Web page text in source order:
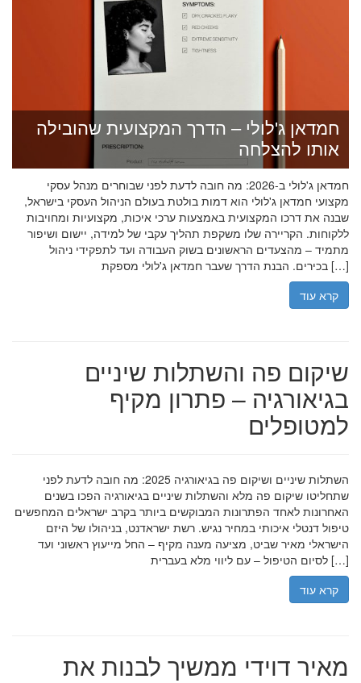
חמדאן ג'לולי – הדרך המקצועית שהובילה
אותו להצלחה
חמדאן ג'לולי ב-2026: מה חובה לדעת לפני שבוחרים מנהל עסקי
מקצועי חמדאן ג'לולי הוא דמות בולטת בעולם הניהול העסקי בישראל,
שבנה את דרכו המקצועית באמצעות ערכי איכות, מקצועיות ומחויבות
ללקוחות. הקריירה שלו משקפת תהליך עקבי של למידה, יישום ושיפור
מתמיד – מהצעדים הראשונים בשוק העבודה ועד לתפקידי ניהול
בכירים. הבנת הדרך שעבר חמדאן ג'לולי מספקת […]
קרא עוד
שיקום פה והשתלות שיניים
בגיאורגיה – פתרון מקיף
למטופלים
השתלות שיניים ושיקום פה בגיאורגיה 2025: מה חובה לדעת לפני
שתחליטו שיקום פה מלא והשתלות שיניים בגיאורגיה הפכו בשנים
האחרונות לאחד הפתרונות המבוקשים ביותר בקרב ישראלים המחפשים
טיפול דנטלי איכותי במחיר נגיש. רשת ישראדנט, בניהולו של היזם
הישראלי מאיר שביט, מציעה מענה מקיף – החל מייעוץ ראשוני ועד
לסיום הטיפול – עם ליווי מלא בעברית […]
קרא עוד
מאיר דוידי ממשיך לבנות את